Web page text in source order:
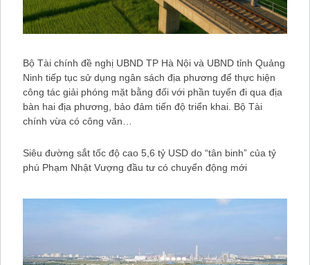
Bộ Tài chính đề nghị UBND TP Hà Nội và UBND tỉnh Quảng
Ninh tiếp tục sử dụng ngân sách địa phương để thực hiện
công tác giải phóng mặt bằng đối với phần tuyến đi qua địa
bàn hai địa phương, bảo đảm tiến độ triển khai. Bộ Tài
chính vừa có công văn…
Siêu đường sắt tốc độ cao 5,6 tỷ USD do “tân binh” của tỷ
phú Phạm Nhật Vượng đầu tư có chuyển động mới